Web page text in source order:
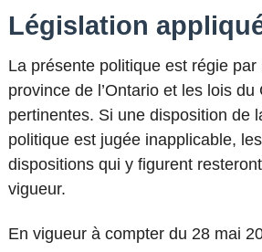
Législation
La présente politique est régie par
province de l’Ontario et les lois du
pertinentes. Si une disposition de
politique est jugée inapplicable,
dispositions qui y figurent
vigueur.
En vigueur à compter du 28 mai